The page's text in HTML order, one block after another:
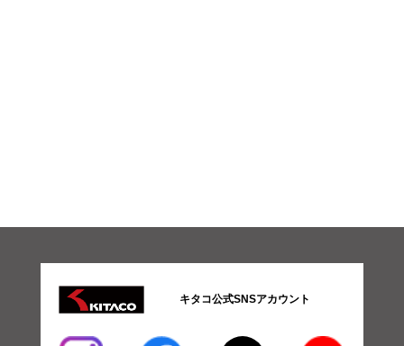
キタコ公式SNSアカウント